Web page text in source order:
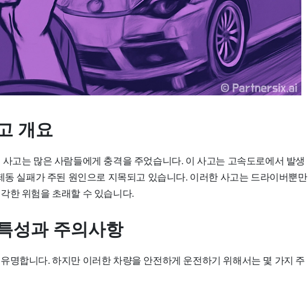
개요
고는 많은 사람들에게 충격을 주었습니다. 이 사고는 고속도로에서 발생
동 실패가 주된 원인으로 지목되고 있습니다. 이러한 사고는 드라이버뿐만
한 위험을 초래할 수 있습니다.
성과 주의사항
명합니다. 하지만 이러한 차량을 안전하게 운전하기 위해서는 몇 가지 주